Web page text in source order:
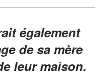
de sa mère
leur maison.